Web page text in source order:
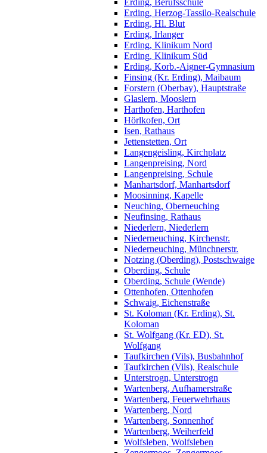
Erding, Berufsschule
Erding, Herzog-Tassilo-Realschule
Erding, Hl. Blut
Erding, Irlanger
Erding, Klinikum Nord
Erding, Klinikum Süd
Erding, Korb.-Aigner-Gymnasium
Finsing (Kr. Erding), Maibaum
Forstern (Oberbay), Hauptstraße
Glaslern, Mooslern
Harthofen, Harthofen
Hörlkofen, Ort
Isen, Rathaus
Jettenstetten, Ort
Langengeisling, Kirchplatz
Langenpreising, Nord
Langenpreising, Schule
Manhartsdorf, Manhartsdorf
Moosinning, Kapelle
Neuching, Oberneuching
Neufinsing, Rathaus
Niederlern, Niederlern
Niederneuching, Kirchenstr.
Niederneuching, Münchnerstr.
Notzing (Oberding), Postschwaige
Oberding, Schule
Oberding, Schule (Wende)
Ottenhofen, Ottenhofen
Schwaig, Eichenstraße
St. Koloman (Kr. Erding), St.
Koloman
St. Wolfgang (Kr. ED), St.
Wolfgang
Taufkirchen (Vils), Busbahnhof
Taufkirchen (Vils), Realschule
Unterstrogn, Unterstrogn
Wartenberg, Aufhamerstraße
Wartenberg, Feuerwehrhaus
Wartenberg, Nord
Wartenberg, Sonnenhof
Wartenberg, Weiherfeld
Wolfsleben, Wolfsleben